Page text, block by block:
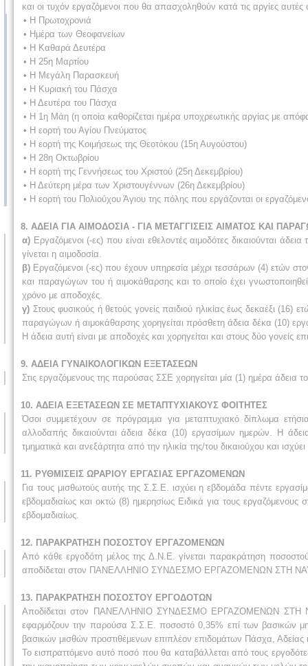
και οι τυχόν εργαζόμενοι που θα απασχοληθούν κατά τις αργίες αυτές
• Η Πρωτοχρονιά
• Ημέρα των Θεοφανείων
• Η Καθαρά Δευτέρα
• Η 25η Μαρτίου
• Η Μεγάλη Παρασκευή
• Η Κυριακή του Πάσχα
• Η Δευτέρα του Πάσχα
• Η 1η Μάη (η οποία καθορίζεται ημέρα υποχρεωτικής αργίας με
• Η εορτή του Αγίου Πνεύματος
• Η εορτή της Κοιμήσεως της Θεοτόκου (15η Αυγούστου)
• Η 28η Οκτωβρίου
• Η εορτή της Γεννήσεως του Χριστού (25η Δεκεμβρίου)
• Η Δεύτερη μέρα των Χριστουγέννων (26η Δεκεμβρίου)
• Η εορτή του Πολιούχου Άγιου της πόλης που εργάζονται οι
8. ΑΔΕΙΑ ΓΙΑ ΑΙΜΟΔΟΣΙΑ - ΓΙΑ ΜΕΤΑΓΓΙΣΕΙΣ ΑΙΜΑΤΟΣ ΚΑΙ
α) Εργαζόμενοι (-ες) που είναι εθελοντές αιμοδότες δικαιούνται
γίνεται η αιμοδοσία.
β) Εργαζόμενοι (-ες) που έχουν υπηρεσία μέχρι τεσσάρων (4) ετών
και παραγώγων του ή αιμοκάθαρσης και το οποίο έχει
χρόνο με αποδοχές.
γ) Στους φυσικούς ή θετούς γονείς παιδιού ηλικίας έως δεκαέξι
παραγώγων ή αιμοκάθαρσης χορηγείται πρόσθετη άδεια δέκα (10)
Η άδεια αυτή είναι με αποδοχές και χορηγείται και στους δύο γονείς
9. ΑΔΕΙΑ ΓΥΝΑΙΚΟΛΟΓΙΚΩΝ ΕΞΕΤΑΣΕΩΝ
Στις εργαζόμενους της παρούσας ΣΣΕ χορηγείται μία (1) ημέρα άδεια
10. ΑΔΕΙΑ ΕΞΕΤΑΣΕΩΝ ΣΕ ΜΕΤΑΠΤΥΧΙΑΚΟΥΣ ΦΟΙΤΗΤΕΣ
Όσοι συμμετέχουν σε πρόγραμμα για μεταπτυχιακό δίπλωμα
αλλοδαπής δικαιούνται άδεια δέκα (10) εργασίμων ημερών. Η
τμηματικά και ανεξάρτητα από την ηλικία της/του δικαιούχου και
11. ΡΥΘΜΙΣΕΙΣ ΩΡΑΡΙΟΥ ΕΡΓΑΣΙΑΣ ΕΡΓΑΖΟΜΕΝΩΝ
Για τους μισθωτούς αυτής της Σ.Σ.Ε. ισχύει η εβδομάδα πέντε
εβδομαδιαίως και οκτώ (8) ημερησίως Ειδικά για τους
εβδομαδιαίως.
12. ΠΑΡΑΚΡΑΤΗΣΗ ΠΟΣΟΣΤΟΥ ΕΡΓΑΖΟΜΕΝΩΝ
Από κάθε εργοδότη μέλος της Δ.Ν.Ε. γίνεται παρακράτηση
αποδίδεται στον ΠΑΝΕΛΛΗΝΙΟ ΣΥΝΔΕΣΜΟ ΕΡΓΑΖΟΜΕΝΩΝ ΣΤΗ
13. ΠΑΡΑΚΡΑΤΗΣΗ ΠΟΣΟΣΤΟΥ ΕΡΓΟΔΟΤΩΝ
Αποδίδεται στον ΠΑΝΕΛΛΗΝΙΟ ΣΥΝΔΕΣΜΟ ΕΡΓΑΖΟΜΕΝΩΝ ΣΤΗ
εφαρμόζουν την παρούσα Σ.Σ.Ε. ποσοστό 0,35% επί των βασικών
βασικών μισθών προστιθέμενων επιπλέον επιδομάτων Πάσχα, Αδείας
Το εισπραττόμενο αυτό ποσό που θα καταβάλλεται από τους